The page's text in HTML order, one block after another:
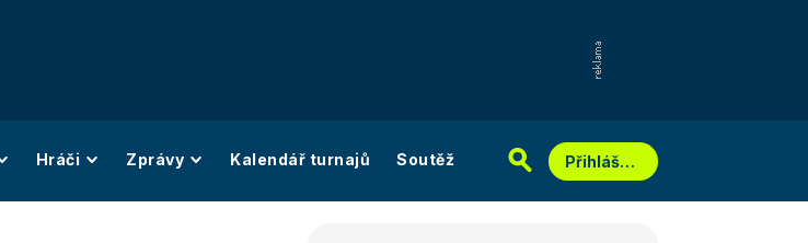
Hráči Zprávy Kalendář turnajů Soutěž Přihlášení